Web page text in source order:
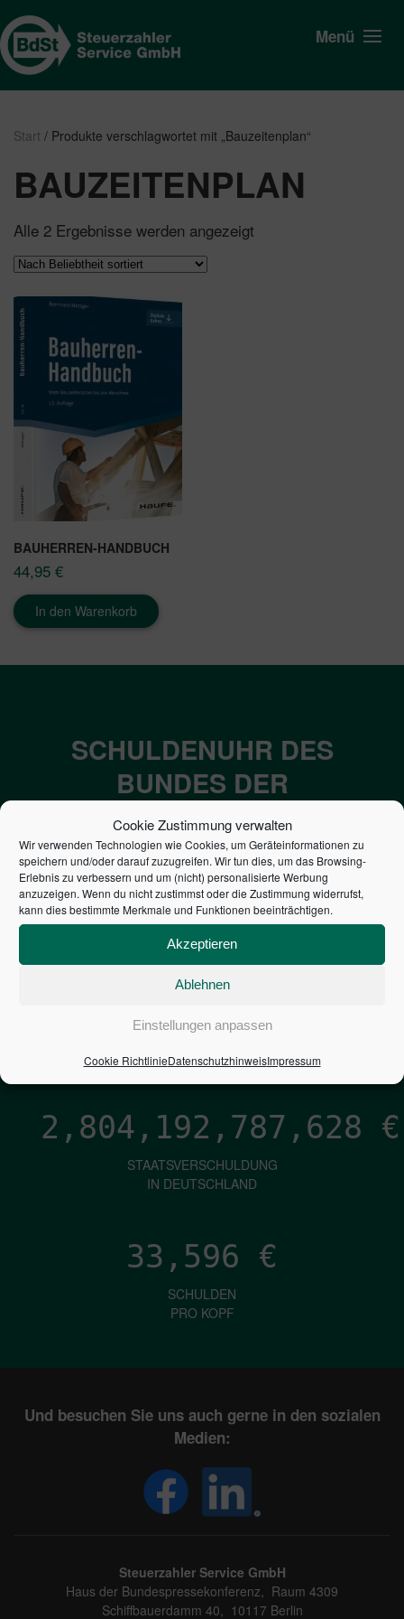
Cookie Zustimmung verwalten
Wir verwenden Technologien wie Cookies, um Geräteinformationen zu
speichern und/oder darauf zuzugreifen. Wir tun dies, um das Browsing-
Erlebnis zu verbessern und um (nicht) personalisierte Werbung
anzuzeigen. Wenn du nicht zustimmst oder die Zustimmung widerrufst,
kann dies bestimmte Merkmale und Funktionen beeinträchtigen.
Akzeptieren
Ablehnen
Einstellungen anpassen
Cookie RichtlinieDatenschutzhinweisImpressum
Menü
Start / Produkte verschlagwortet mit „Bauzeitenplan“
BAUZEITENPLAN
Alle 2 Ergebnisse werden angezeigt
BAUHERREN-HANDBUCH
44,95 €
In den Warenkorb
SCHULDENUHR DES
BUNDES DER
STEUERZAHLER
7,052€
NEUVERSCHULDUNG
PRO SEKUNDE
1,601
ZINSEN
PRO SEKUNDE
2,804,192,788,474 €
STAATSVERSCHULDUNG
IN DEUTSCHLAND
33,596 €
SCHULDEN
PRO KOPF
Und besuchen Sie uns auch gerne in den sozialen
Medien:
Steuerzahler Service GmbH
Haus der Bundespressekonferenz, Raum 4309
Schiffbauerdamm 40, 10117 Berlin